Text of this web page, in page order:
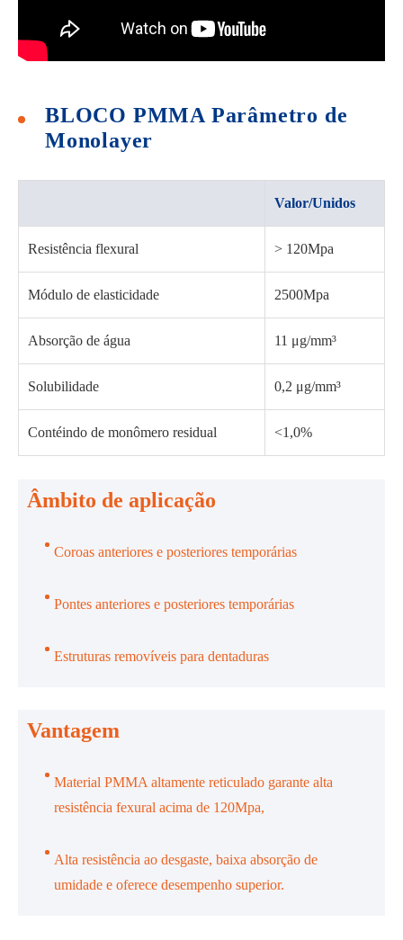
BLOCO PMMA Parâmetro de
Monolayer
Valor/Unidos
Resistência flexural > 120Mpa
Módulo de elasticidade 2500Mpa
Absorção de água 11 μg/mm³
Solubilidade 0,2 μg/mm³
Contéindo de monômero residual <1,0%
Âmbito de aplicação
Coroas anteriores e posteriores temporárias
Pontes anteriores e posteriores temporárias
Estruturas removíveis para dentaduras
Vantagem
Material PMMA altamente reticulado garante alta
resistência fexural acima de 120Mpa,
Alta resistência ao desgaste, baixa absorção de
umidade e oferece desempenho superior.